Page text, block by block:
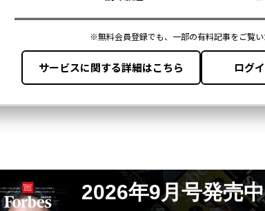
2026年9月号発売中